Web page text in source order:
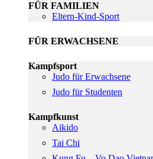
FÜR FAMILIEN
Eltern-Kind-Sport
FÜR ERWACHSENE
Kampfsport
Judo für Erwachsene
Judo für Studenten
Kampfkunst
Aikido
Tai Chi